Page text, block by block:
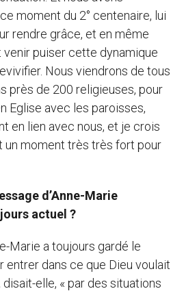
moment du 2° centenaire, lui
rendre grâce, et en même
puiser cette dynamique
Nous viendrons de tous
près de 200 religieuses, pour
Eglise avec les paroisses,
en lien avec nous, et je crois
un moment très très fort pour
d’Anne-Marie
actuel ?
Marie a toujours gardé le
dans ce que Dieu voulait
elle, « par des situations